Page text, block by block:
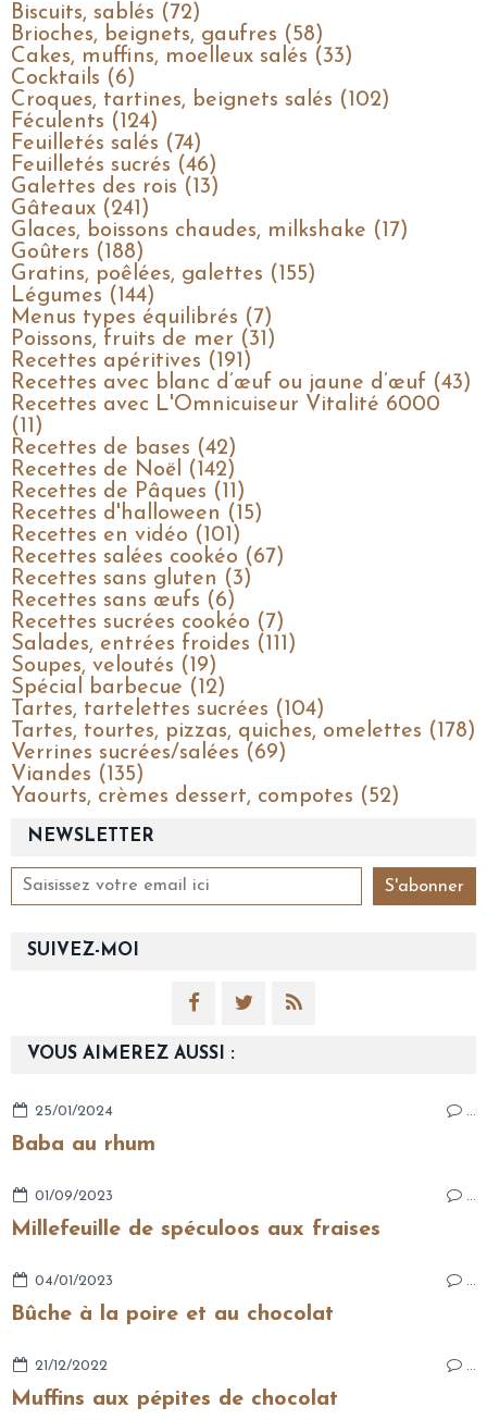
NEWSLETTER
SUIVEZ-MOI
VOUS AIMEREZ AUSSI :
25/01/2024 …
Baba au rhum
01/09/2023 …
Millefeuille de spéculoos aux fraises
04/01/2023 …
Bûche à la poire et au chocolat
21/12/2022 …
Muffins aux pépites de chocolat
Biscuits, sablés (72)
Brioches, beignets, gaufres (58)
Cakes, muffins, moelleux salés (33)
Cocktails (6)
Croques, tartines, beignets salés (102)
Féculents (124)
Feuilletés salés (74)
Feuilletés sucrés (46)
Galettes des rois (13)
Gâteaux (241)
Glaces, boissons chaudes, milkshake (17)
Goûters (188)
Gratins, poêlées, galettes (155)
Légumes (144)
Menus types équilibrés (7)
Poissons, fruits de mer (31)
Recettes apéritives (191)
Recettes avec blanc d’œuf ou jaune d’œuf (43)
Recettes avec L'Omnicuiseur Vitalité 6000
(11)
Recettes de bases (42)
Recettes de Noël (142)
Recettes de Pâques (11)
Recettes d'halloween (15)
Recettes en vidéo (101)
Recettes salées cookéo (67)
Recettes sans gluten (3)
Recettes sans œufs (6)
Recettes sucrées cookéo (7)
Salades, entrées froides (111)
Soupes, veloutés (19)
Spécial barbecue (12)
Tartes, tartelettes sucrées (104)
Tartes, tourtes, pizzas, quiches, omelettes (178)
Verrines sucrées/salées (69)
Viandes (135)
Yaourts, crèmes dessert, compotes (52)